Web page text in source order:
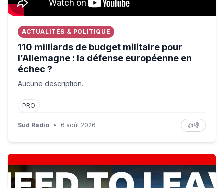
ACTUALITÉS & POLITIQUE
110 milliards de budget militaire pour
l’Allemagne : la défense européenne en
échec ?
Aucune description.
PRO
Sud Radio • 6 août 2026 👍👎
This is why young people are leaving Cornwall | BBC